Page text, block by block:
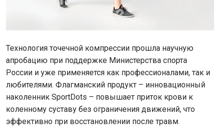
Технология точечной компрессии прошла научную
апробацию при поддержке Министерства спорта
России и уже применяется как профессионалами, так и
любителями. Флагманский продукт – инновационный
наколенник SportDots – повышает приток крови к
коленному суставу без ограничения движений, что
эффективно при восстановлении после травм.